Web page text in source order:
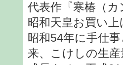
代表作『寒椿（
昭和天皇お買い
昭和54年に手仕
来、こけしの生